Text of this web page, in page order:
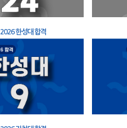
2026 한성대 합격